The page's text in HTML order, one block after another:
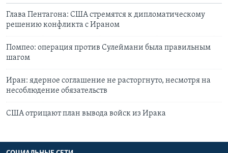
Глава Пентагона: США стремятся к дипломатическому
решению конфликта с Ираном
Помпео: операция против Сулеймани была правильным
шагом
Иран: ядерное соглашение не расторгнуто, несмотря на
несоблюдение обязательств
США отрицают план вывода войск из Ирака